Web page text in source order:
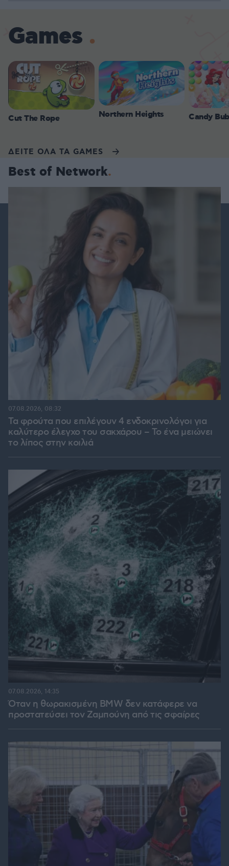
Games
Cut The Rope Northern Heights Candy
ΔΕΙΤΕ ΟΛΑ ΤΑ GAMES
Best of Network
Τα φρούτα που επιλέγουν 4 ενδοκρινολόγοι για
καλύτερο έλεγχο του σακχάρου – Το ένα μειώνει
το λίπος στην κοιλιά
07.08.2026, 08:32
Όταν η θωρακισμένη BMW δεν κατάφερε να
προστατεύσει τον Ζαμπούνη από τις σφαίρες
07.08.2026, 14:35